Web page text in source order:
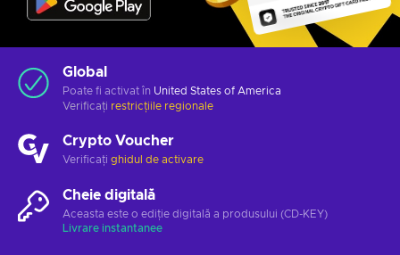
Global
Poate fi activat în United States of America
Verificați restricțiile regionale
Crypto Voucher
Verificați ghidul de activare
Cheie digitală
Aceasta este o ediție digitală a produsului (CD-KEY)
Livrare instantanee